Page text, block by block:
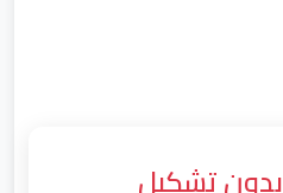
بدون تشكيل